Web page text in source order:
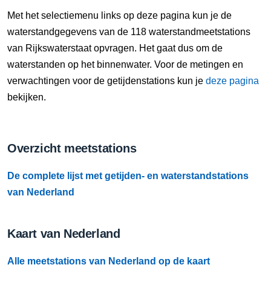
7 Aug, 20:00 uur
Verschil t.o.v. NAP: 636 cm
7 Aug, 20:20 uur
7 Aug, 20:30 uur
7 Aug, 20:40 uur
7 Aug, 20:50 uur
Met het selectiemenu links op deze pagina kun je de
waterstandgegevens van de 118 waterstandmeetstations
van Rijkswaterstaat opvragen. Het gaat dus om de
waterstanden op het binnenwater. Voor de metingen en
verwachtingen voor de getijdenstations kun je deze pagina
bekijken.
Overzicht meetstations
De complete lijst met getijden- en waterstandstations
van Nederland
Kaart van Nederland
Alle meetstations van Nederland op de kaart